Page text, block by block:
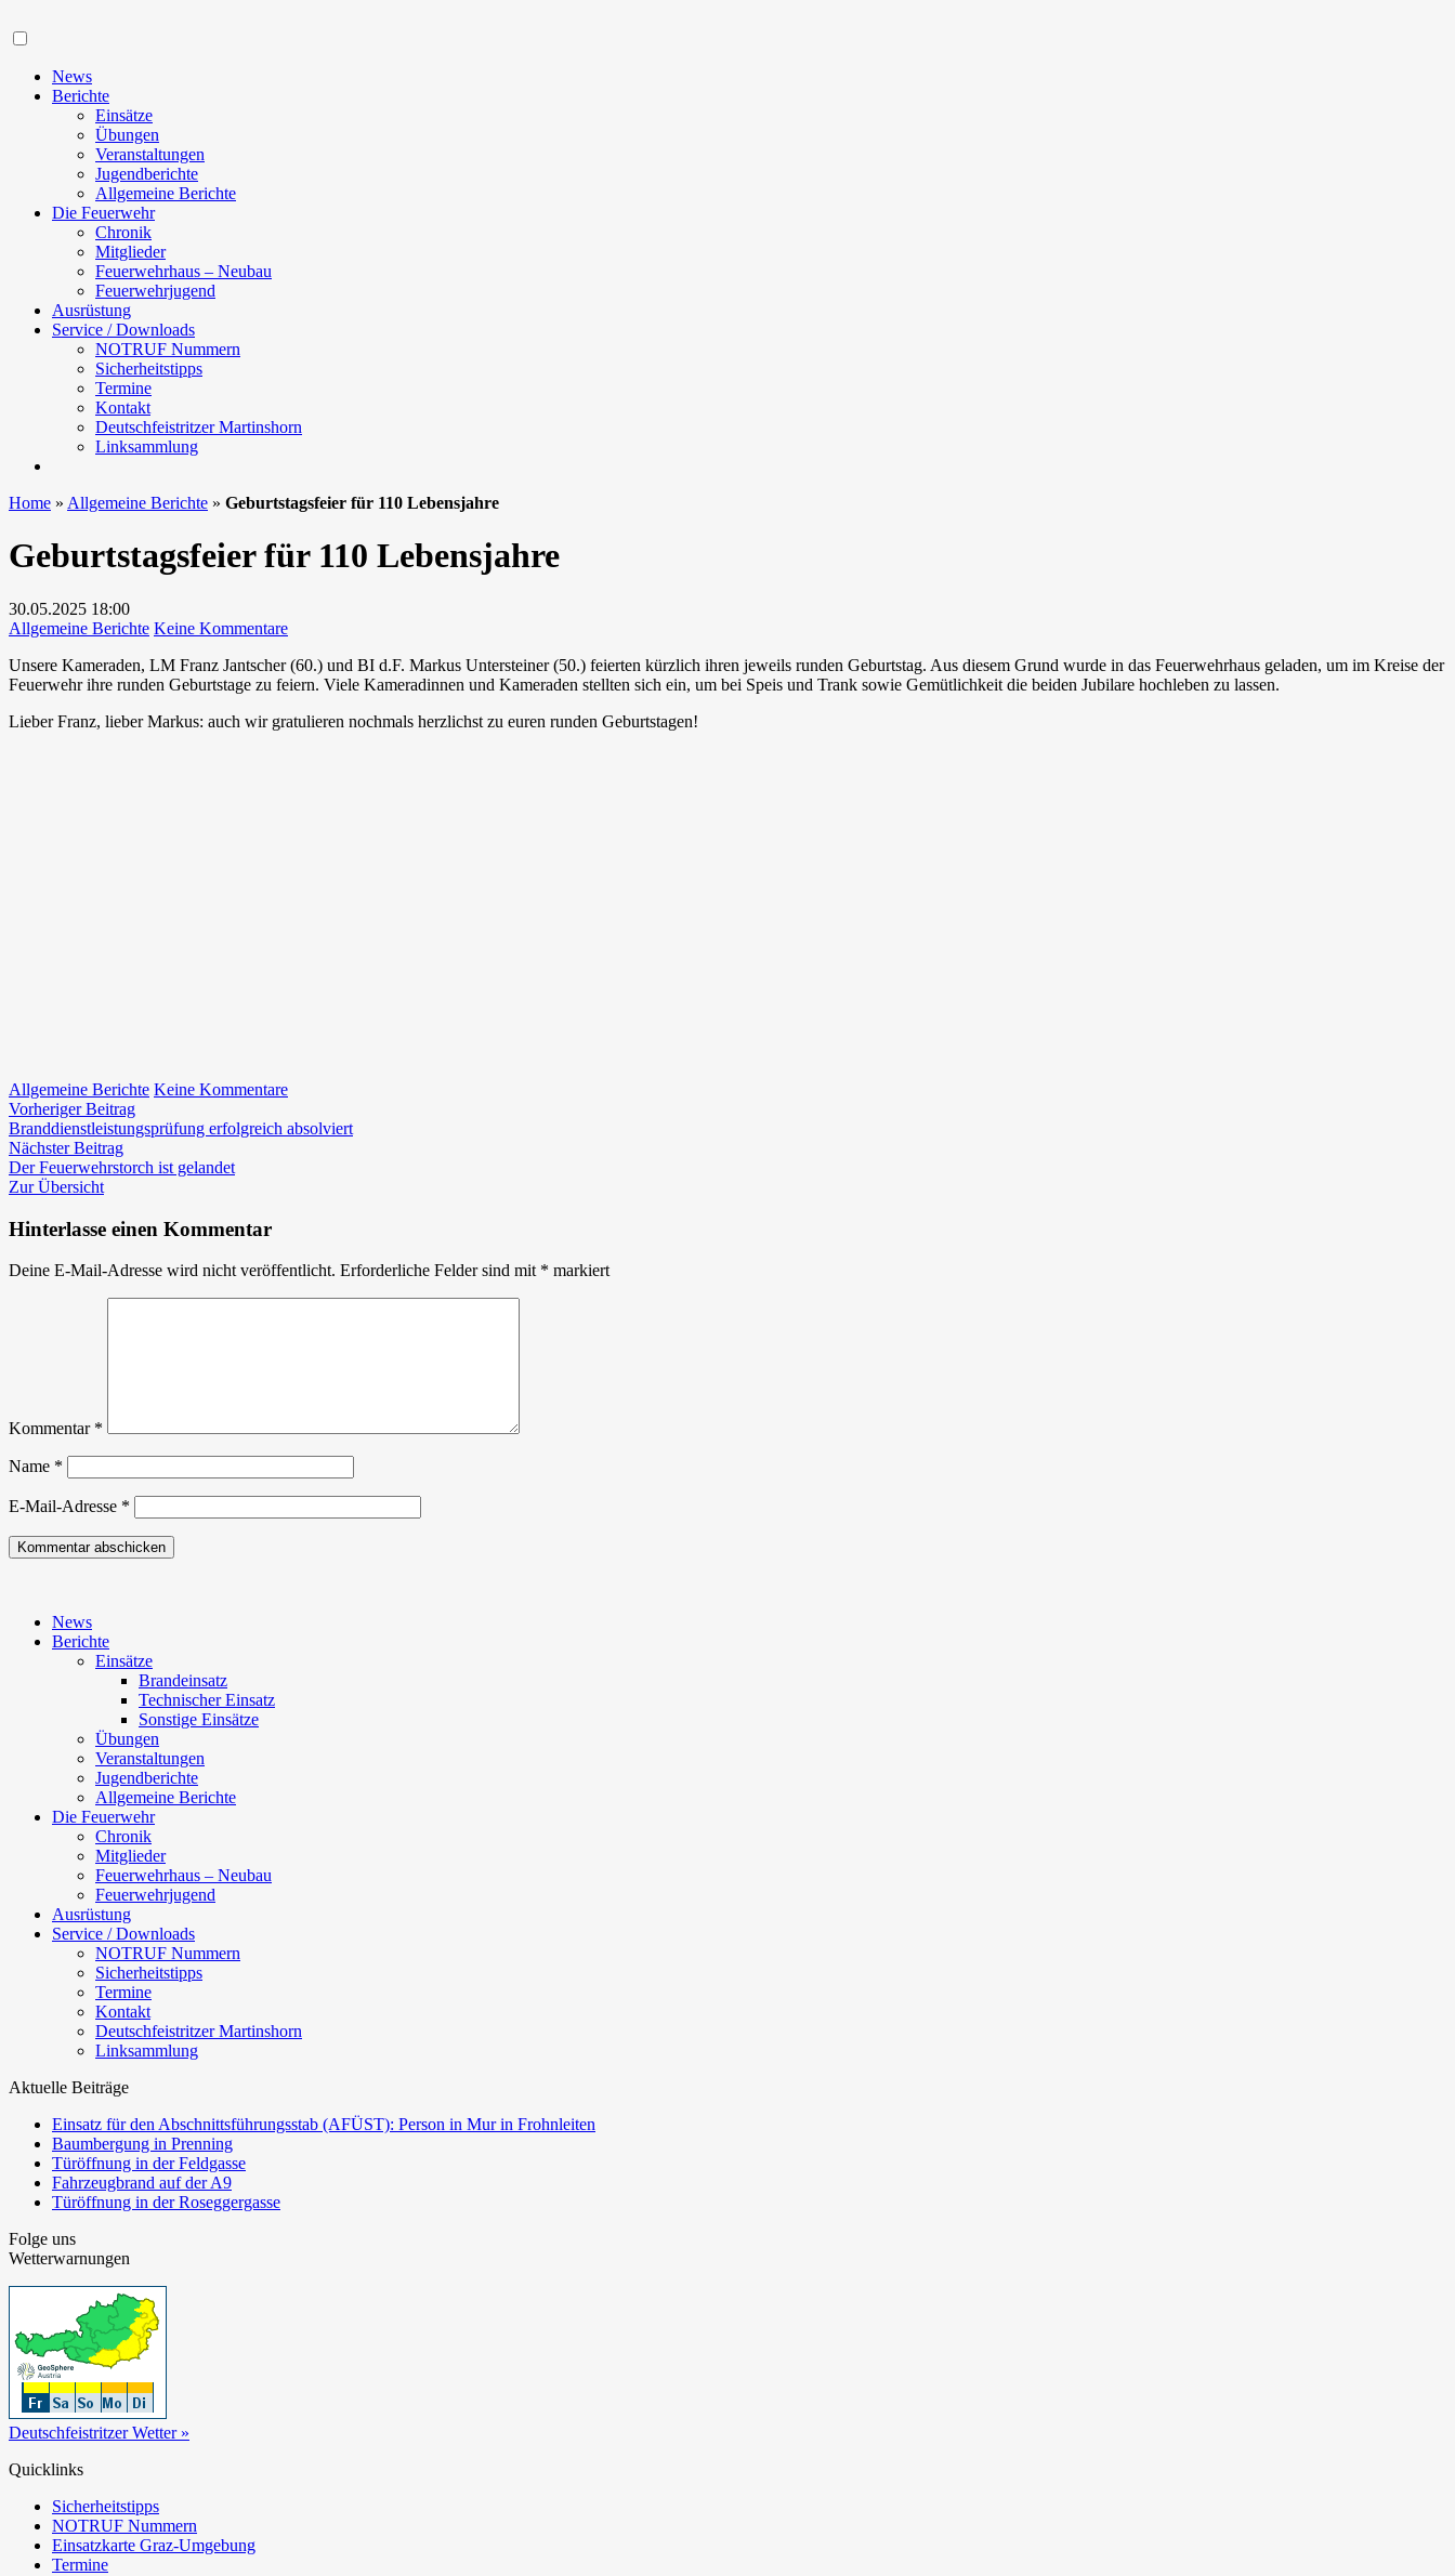
News
Berichte
Einsätze
Übungen
Veranstaltungen
Jugendberichte
Allgemeine Berichte
Die Feuerwehr
Chronik
Mitglieder
Feuerwehrhaus – Neubau
Feuerwehrjugend
Ausrüstung
Service / Downloads
NOTRUF Nummern
Sicherheitstipps
Termine
Kontakt
Deutschfeistritzer Martinshorn
Linksammlung
Home » Allgemeine Berichte » Geburtstagsfeier für 110 Lebensjahre
Geburtstagsfeier für 110 Lebensjahre
30.05.2025 18:00
Allgemeine Berichte Keine Kommentarezu
für
110
Unsere Kameraden, LM Franz Jantscher (60.) und BI d.F. Markus Untersteiner (50.) feierten kürzlich ihren jeweils runden Geburtstag. Aus diesem Grund wurde in das Feuerwehrhaus geladen, um im Kreise der
Feuerwehr ihre runden Geburtstage zu feiern. Viele Kameradinnen und Kameraden stellten sich ein, um bei Speis und Trank sowie Gemütlichkeit die beiden Jubilare hochleben zu lassen.
Lieber Franz, lieber Markus: auch wir gratulieren nochmals herzlichst zu euren runden Geburtstagen!
Allgemeine Berichte Keine Kommentarezu
für
Beitragsnavigation
Vorheriger BeitragVorheriger
Beitrag:
Branddienstleistungsprüfung erfolgreich absolviert
Nächster BeitragNächster
Beitrag:
Der Feuerwehrstorch ist gelandet
Zur Übersicht
Hinterlasse einen Kommentar
Deine E-Mail-Adresse wird nicht veröffentlicht. Erforderliche Felder sind mit * markiert
Kommentar *
Name *
E-Mail-Adresse *
News
Berichte
Einsätze
Brandeinsatz
Technischer Einsatz
Sonstige Einsätze
Übungen
Veranstaltungen
Jugendberichte
Allgemeine Berichte
Die Feuerwehr
Chronik
Mitglieder
Feuerwehrhaus – Neubau
Feuerwehrjugend
Ausrüstung
Service / Downloads
NOTRUF Nummern
Sicherheitstipps
Termine
Kontakt
Deutschfeistritzer Martinshorn
Linksammlung
Aktuelle Beiträge
Einsatz für den Abschnittsführungsstab (AFÜST): Person in Mur in Frohnleiten
Baumbergung in Prenning
Türöffnung in der Feldgasse
Fahrzeugbrand auf der A9
Türöffnung in der Roseggergasse
Folge uns
Wetterwarnungen
Deutschfeistritzer Wetter »
Quicklinks
Sicherheitstipps
NOTRUF Nummern
Einsatzkarte Graz-Umgebung
Termine